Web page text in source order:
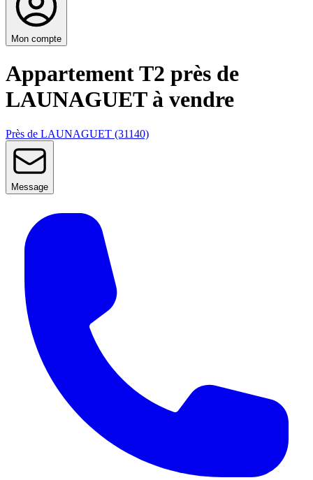
Mon compte
Appartement T2 près de
LAUNAGUET à vendre
Près de LAUNAGUET (31140)
Message